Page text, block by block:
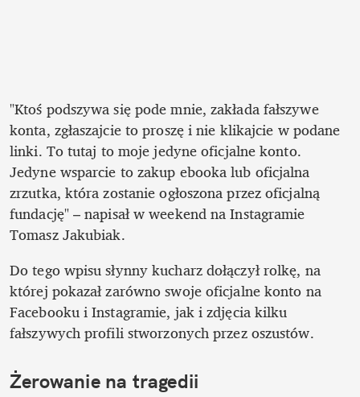
"Ktoś podszywa się pode mnie, zakłada fałszywe
konta, zgłaszajcie to proszę i nie klikajcie w podane
linki. To tutaj to moje jedyne oficjalne konto.
Jedyne wsparcie to zakup ebooka lub oficjalna
zrzutka, która zostanie ogłoszona przez oficjalną
fundację" – napisał w weekend na Instagramie
Tomasz Jakubiak.
Do tego wpisu słynny kucharz dołączył rolkę, na
której pokazał zarówno swoje oficjalne konto na
Facebooku i Instagramie, jak i zdjęcia kilku
fałszywych profili stworzonych przez oszustów.
Żerowanie na tragedii